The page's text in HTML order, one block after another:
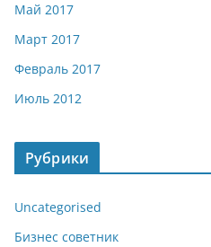
Май 2017
Март 2017
Февраль 2017
Июль 2012
Рубрики
Uncategorised
Бизнес советник